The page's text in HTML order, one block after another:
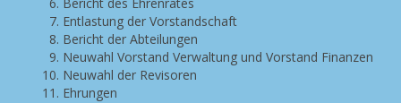
Entlastung der Vorstandschaft
Bericht der Abteilungen
Neuwahl Vorstand Verwaltung und Vorstand Finanzen
Neuwahl der Revisoren
Ehrungen